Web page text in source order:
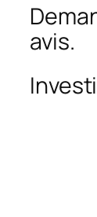
avis.